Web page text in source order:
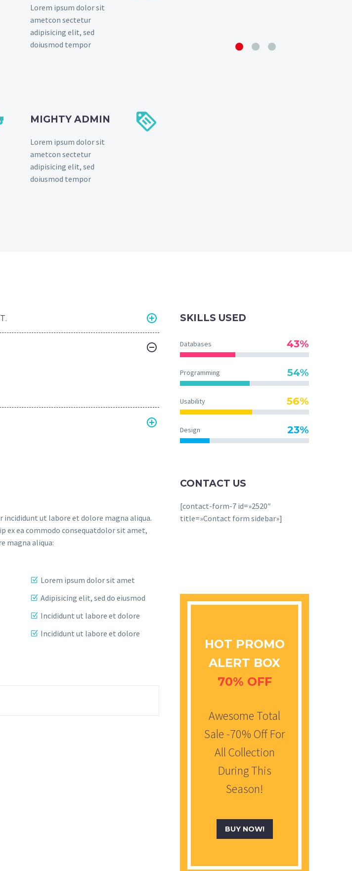
Lorem ipsum dolor sit
ametcon sectetur
adipisicing elit, sed
doiusmod tempor
MIGHTY ADMIN
Lorem ipsum dolor sit
ametcon sectetur
adipisicing elit, sed
doiusmod tempor


ut labore et dolore magna aliqua.
ex ea commodo consequatdolor sit amet,
magna aliqua:
Lorem ipsum dolor sit amet
Adipisicing elit, sed do eiusmod
Incididunt ut labore et dolore
Incididunt ut labore et dolore
SKILLS USED
Databases 43%
Programming 54%
Usability 56%
Design 23%
CONTACT US
[contact-form-7 id=»2520″
title=»Contact form sidebar»]
HOT PROMO
ALERT BOX
70% OFF
Awesome Total
Sale -70% Off For
All Collection
During This
Season!
BUY NOW!